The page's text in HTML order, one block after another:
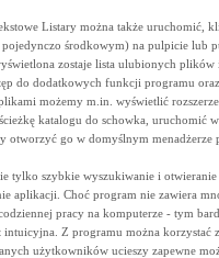
Listary można także uruchomić,
środkowym) na pulpicie lub
zostaje lista ulubionych
do dodatkowych funkcji programu
możemy m.in. wyświetlić
katalogu do schowka, uruchomić
otworzyć go w domyślnym menadżerze
tylko szybkie wyszukiwanie i
aplikacji. Choć program nie zawiera
pracy na komputerze - tym
intuicyjna. Z programu można korzystać
użytkowników ucieszy zapewne